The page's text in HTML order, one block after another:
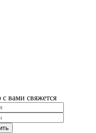
вами свяжется